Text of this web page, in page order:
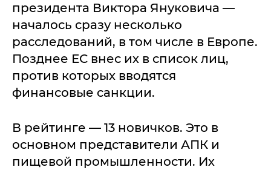
президента Виктора Януковича —
началось сразу несколько
расследований, в том числе в Европе.
Позднее ЕС внес их в список лиц,
против которых вводятся
финансовые санкции.
В рейтинге — 13 новичков. Это в
основном представители АПК и
пищевой промышленности. Их